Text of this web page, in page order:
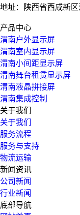
地址：陕西省西咸新
产品中心
渭南户外显示屏
渭南室内显示屏
渭南小间距显示屏
渭南舞台租赁显示屏
渭南液晶拼接屏
渭南集成控制
关于我们
关于我们
服务流程
服务与支持
物流运输
新闻资讯
公司新闻
行业新闻
底部导航